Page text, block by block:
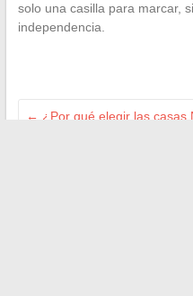
solo una casilla para marcar,
independencia.
← ¿Por qué elegir las casas